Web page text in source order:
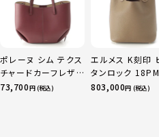
ポレーヌ シム テクス
チャードカーフレザ
ー トートバッグ ダー
73,700円 (税込)
エルメス K刻印
タンロック
リヨン ハンドバッ
803,000円 (税込)